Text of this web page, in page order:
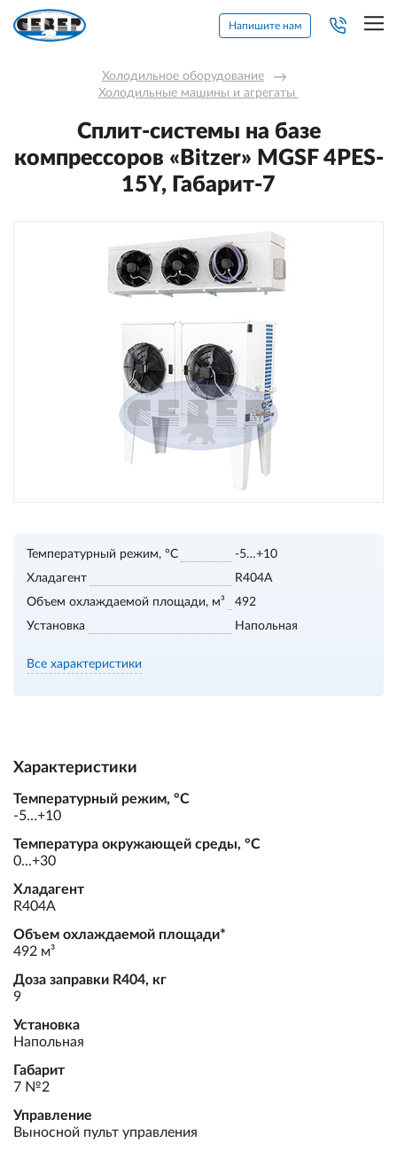
Напишите нам
Холодильное оборудование →
Холодильные машины и агрегаты
Сплит-системы на базе
компрессоров «Bitzer» MGSF 4РES-
15Y, Габарит-7
Температурный режим, °С
-5…+10
Хладагент
R404А
Объем охлаждаемой площади, м³
492
Установка
Напольная
Все характеристики
Характеристики
Температурный режим, °С
-5…+10
Температура окружающей среды, °С
0...+30
Хладагент
R404А
Объем охлаждаемой площади*
492 м³
Доза заправки R404, кг
9
Установка
Напольная
Габарит
7 №2
Управление
Выносной пульт управления